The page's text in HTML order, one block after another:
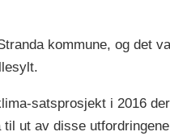
kommune, og det
satsprosjekt i 2016
til ut av disse